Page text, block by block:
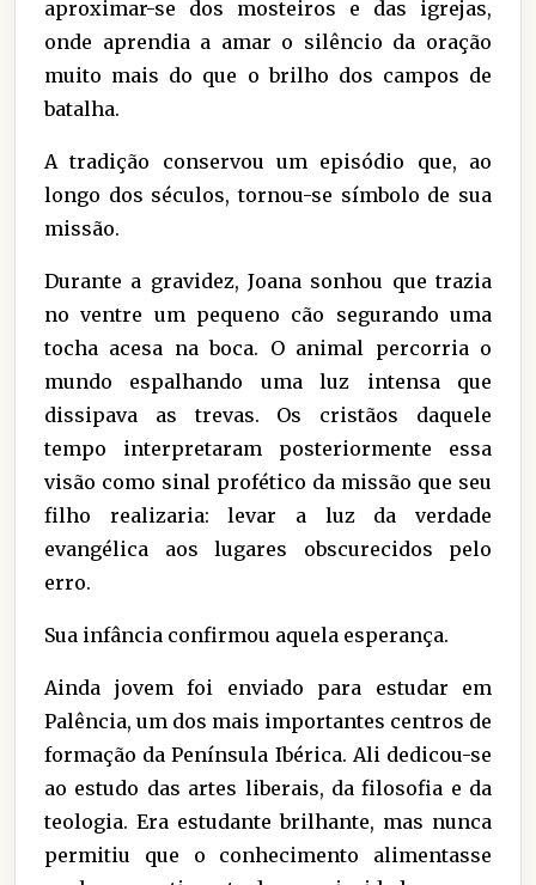
aproximar-se dos mosteiros e das igrejas,
onde aprendia a amar o silêncio da oração
muito mais do que o brilho dos campos de
batalha.
A tradição conservou um episódio que, ao
longo dos séculos, tornou-se símbolo de sua
missão.
Durante a gravidez, Joana sonhou que trazia
no ventre um pequeno cão segurando uma
tocha acesa na boca. O animal percorria o
mundo espalhando uma luz intensa que
dissipava as trevas. Os cristãos daquele
tempo interpretaram posteriormente essa
visão como sinal profético da missão que seu
filho realizaria: levar a luz da verdade
evangélica aos lugares obscurecidos pelo
erro.
Sua infância confirmou aquela esperança.
Ainda jovem foi enviado para estudar em
Palência, um dos mais importantes centros de
formação da Península Ibérica. Ali dedicou-se
ao estudo das artes liberais, da filosofia e da
teologia. Era estudante brilhante, mas nunca
permitiu que o conhecimento alimentasse